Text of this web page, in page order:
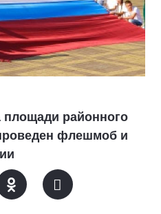
площади районного
флешмоб и